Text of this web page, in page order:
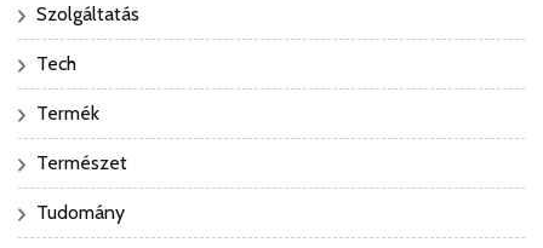
Szolgáltatás
Tech
Termék
Természet
Tudomány